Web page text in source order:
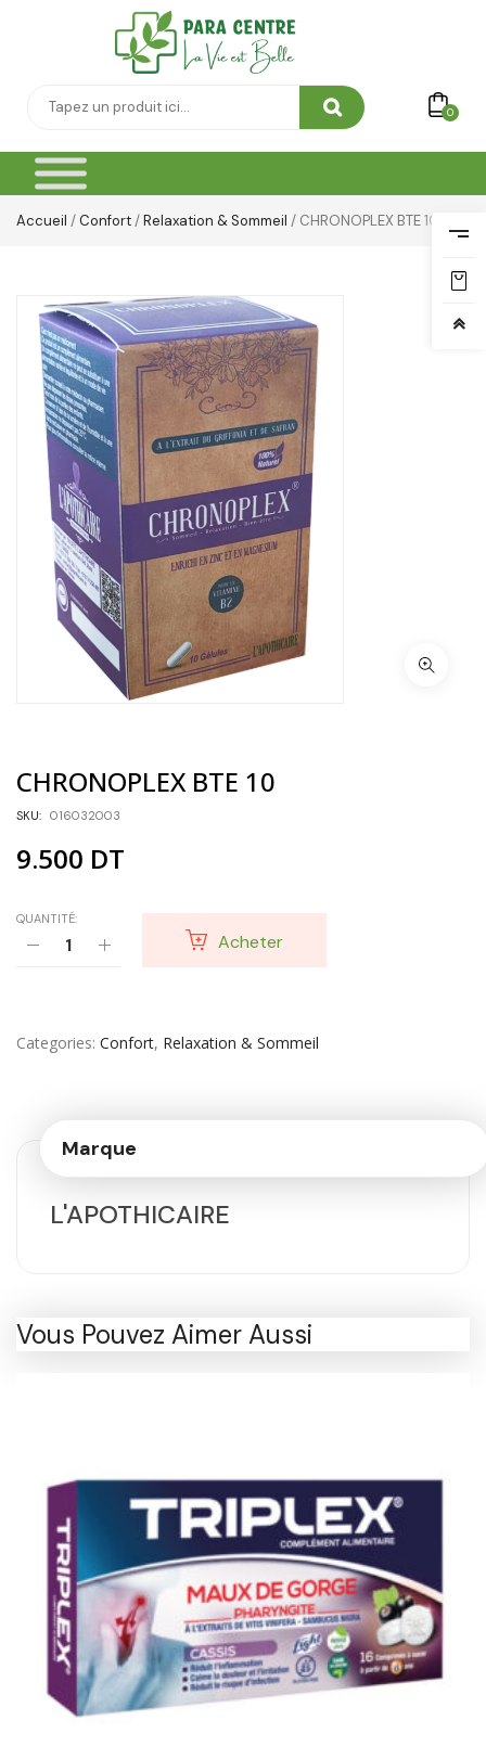
0
Accueil /Confort/Relaxation & Sommeil / CHRONOPLEX BTE 10
CHRONOPLEX BTE 10
SKU: 016032003
9.500 DT
QUANTITÉ:
Acheter
Categories Confort, Relaxation & Sommeil
Marque
L'APOTHICAIRE
Vous Pouvez Aimer Aussi
Soin Du Corps
Soins Des Mains & Pieds
Thé & Tisanes
Yeux & Lévres